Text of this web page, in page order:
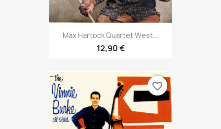
Max Hartock Quartet West...
12,90 €
favorite_border